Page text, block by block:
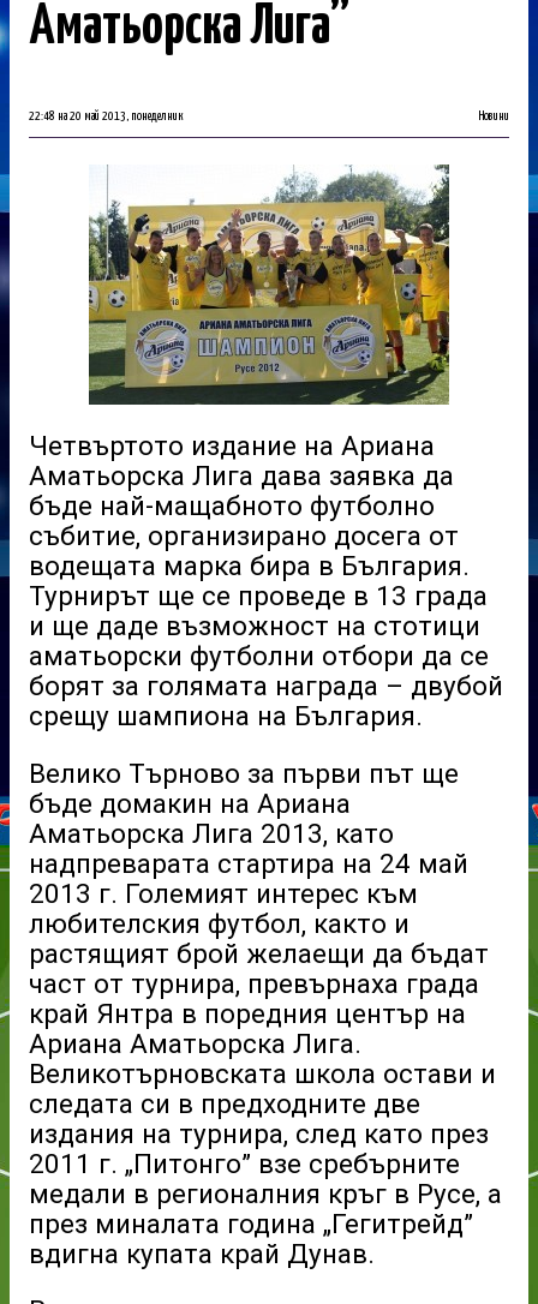
Аматьорска Лига”
22:48 на 20 май 2013, понеделник Новини
Четвъртото издание на Ариана
Аматьорска Лига дава заявка да
бъде най-мащабното футболно
събитие, организирано досега от
водещата марка бира в България.
Турнирът ще се проведе в 13 града
и ще даде възможност на стотици
аматьорски футболни отбори да се
борят за голямата награда – двубой
срещу шампиона на България.
Велико Търново за първи път ще
бъде домакин на Ариана
Аматьорска Лига 2013, като
надпреварата стартира на 24 май
2013 г. Големият интерес към
любителския футбол, както и
растящият брой желаещи да бъдат
част от турнира, превърнаха града
край Янтра в поредния център на
Ариана Аматьорска Лига.
Великотърновската школа остави и
следата си в предходните две
издания на турнира, след като през
2011 г. „Питонго” взе сребърните
медали в регионалния кръг в Русе, а
през миналата година „Гегитрейд”
вдигна купата край Дунав.